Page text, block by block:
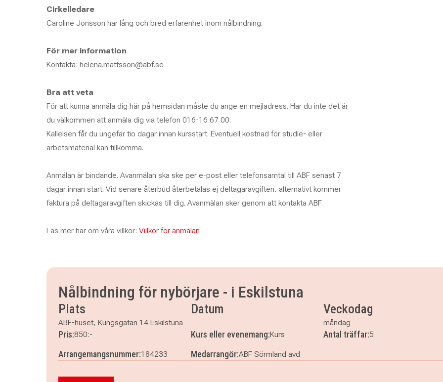
Cirkelledare
Caroline Jonsson har lång och bred erfarenhet inom nålbindning.
För mer information
Kontakta: helena.mattsson@abf.se
Bra att veta
För att kunna anmäla dig här på hemsidan måste du ange en mejladress. Har du inte det är
du välkommen att anmäla dig via telefon 016-16 67 00.
Kallelsen får du ungefär tio dagar innan kursstart. Eventuell kostnad för studie- eller
arbetsmaterial kan tillkomma.
Anmälan är bindande. Avanmälan ska ske per e-post eller telefonsamtal till ABF senast 7
dagar innan start. Vid senare återbud återbetalas ej deltagaravgiften, alternativt kommer
faktura på deltagaravgiften skickas till dig. Avanmälan sker genom att kontakta ABF.
Läs mer här om våra villkor: Villkor för anmälan
Nålbindning för nybörjare - i Eskilstuna
Plats
ABF-huset, Kungsgatan 14 Eskilstuna
Datum Veckodag
måndag
Pris:850:- Kurs eller evenemang:Kurs Antal träffar:5
Arrangemangsnummer:184233 Medarrangör:ABF Sörmland avd